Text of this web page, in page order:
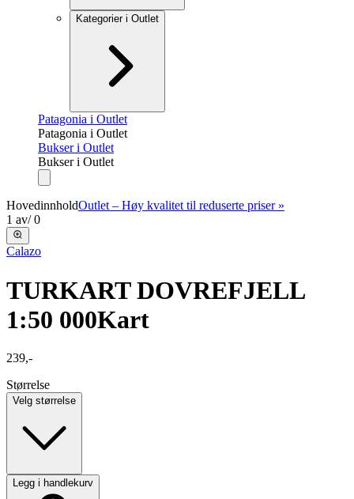
Kategorier i Outlet
Patagonia i Outlet
Patagonia i Outlet
Bukser i Outlet
Bukser i Outlet
HovedinnholdOutlet – Høy kvalitet til reduserte priser »
1 av/ 0
Calazo
TURKART DOVREFJELL
1:50 000Kart
239,-
Størrelse
Velg størrelse
Legg i handlekurv